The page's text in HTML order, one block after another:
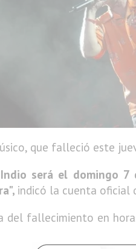
que falleció este
será el domingo
indicó la cuenta oficial
del fallecimiento en